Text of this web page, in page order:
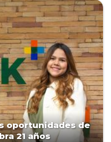
oportunidades de
21 años